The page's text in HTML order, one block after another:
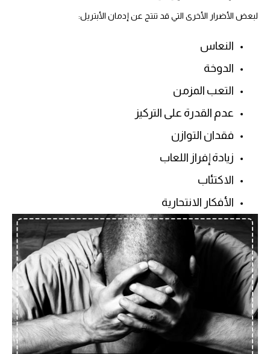
لبعض الأضرار الأخرى التي قد تنتج عن إدمان الأبتريل:
النعاس
الدوخة
التعب المزمن
عدم القدرة على التركيز
فقدان التوازن
زيادة إفراز اللعاب
الاكتئاب
الأفكار الانتحارية